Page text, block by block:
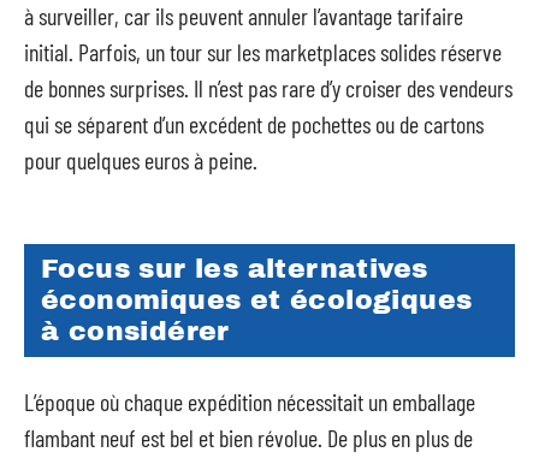
à surveiller, car ils peuvent annuler l’avantage tarifaire
initial. Parfois, un tour sur les marketplaces solides réserve
de bonnes surprises. Il n’est pas rare d’y croiser des vendeurs
qui se séparent d’un excédent de pochettes ou de cartons
pour quelques euros à peine.
Focus sur les alternatives
économiques et écologiques
à considérer
L’époque où chaque expédition nécessitait un emballage
flambant neuf est bel et bien révolue. De plus en plus de